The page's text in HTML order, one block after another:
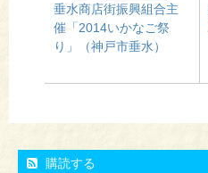
垂水商店街振興組合主
催「2014いかなご祭
り」（神戸市垂水）
購読する